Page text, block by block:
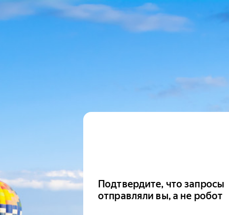
Подтвердите, что запросы
отправляли вы, а не робот